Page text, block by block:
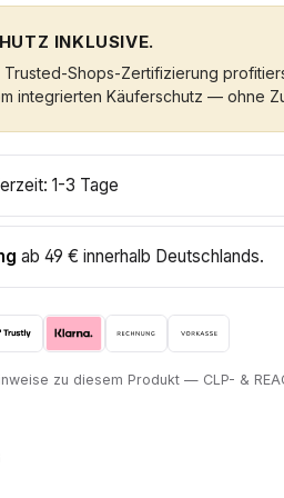
INKLUSIVE.
Trusted-Shops-Zertifizierung
integrierten Käuferschutz — ohne
1-3 Tage
ab 49 € innerhalb Deutschlands.
zu diesem Produkt — CLP- &